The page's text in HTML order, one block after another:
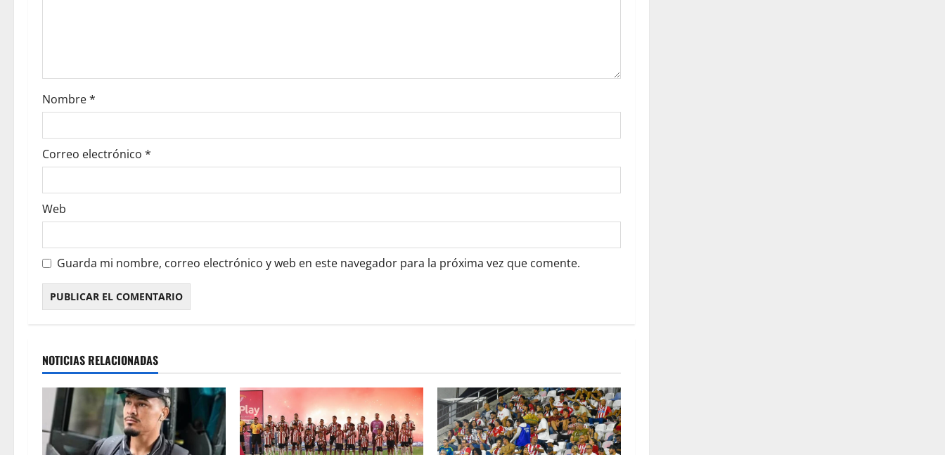
Nombre*
Correo electrónico *
Web
Guarda mi nombre, correo electrónico y web en este navegador para la próxima vez que comente.
NOTICIAS RELACIONADAS